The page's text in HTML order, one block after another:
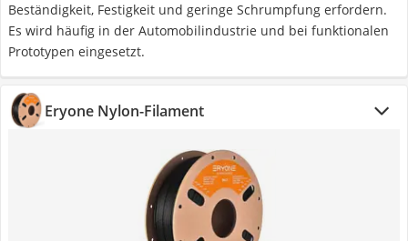
Beständigkeit, Festigkeit und geringe Schrumpfung erfordern.
Es wird häufig in der Automobilindustrie und bei funktionalen
Prototypen eingesetzt.
Eryone Nylon-Filament